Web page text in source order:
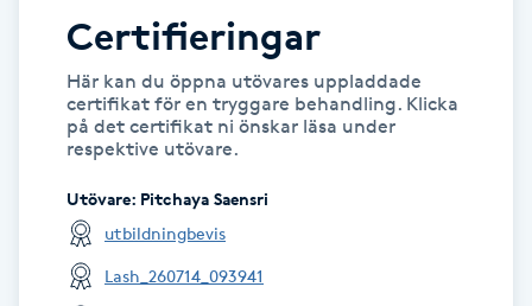
Klangmassage
Klippning
Klippning & Slingor
Certifieringar
Här kan du öppna utövares uppladdade
certifikat för en tryggare behandling. Klicka
på det certifikat ni önskar läsa under
respektive utövare.
Utövare: Pitchaya Saensri
utbildningbevis
Lash_260714_093941